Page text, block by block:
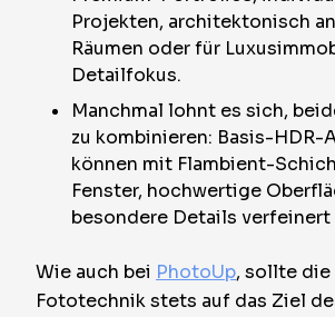
Projekten, architektonisch
Räumen oder für
Detailfokus.
Manchmal lohnt es sich,
zu kombinieren: Basis-HDR-
können mit Flambient-
Fenster, hochwertige
besondere Details verfeinert
Wie auch bei PhotoUp, sollte die
Fototechnik stets auf das Ziel